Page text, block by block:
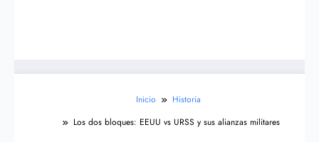
Inicio
Historia
Los dos bloques: EEUU vs URSS y sus alianzas militares